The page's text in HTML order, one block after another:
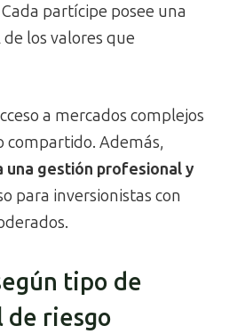
partícipe posee una
los valores que
a mercados complejos
compartido. Además,
una gestión profesional y
para inversionistas con
tipo de
de riesgo